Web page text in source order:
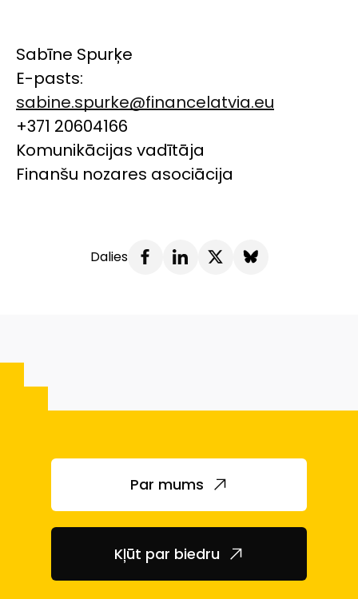
Sabīne Spurķe
E-pasts:
sabine.spurke@financelatvia.eu
+371 20604166
Komunikācijas vadītāja
Finanšu nozares asociācija
Dalies
Par mums
Kļūt par biedru